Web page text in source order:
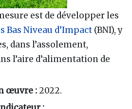
est de développer les
Bas Niveau d’Impact (BNI), y
dans l’assolement,
l’aire d’alimentation de
œuvre : 2022.